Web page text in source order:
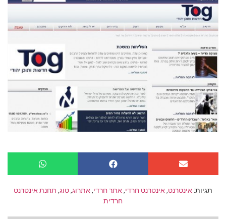
תגיות: אינטרנט,אינטרנט חרדי,אתר חרדי,אתרוג,טוג, תחנת אינטרנט
חרדית